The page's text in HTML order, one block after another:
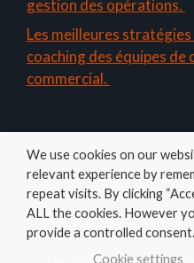
gestion des opérations.
Les meilleures
coaching des équipes de
commercial.
We use cookies on our
relevant experience by
repeat visits. By clicking
ALL the cookies. However
provide a controlled consent.
Cookie settings